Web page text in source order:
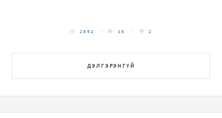
ДЭЛГЭРЭНГҮЙ
2892 15 2